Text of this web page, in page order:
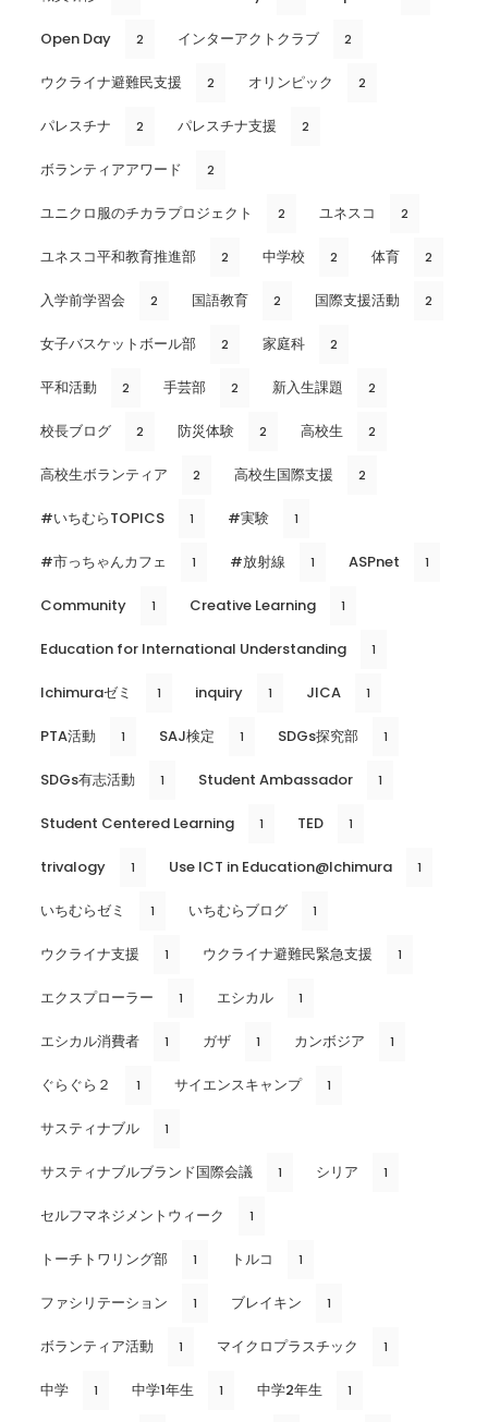
Open Day 2 インターアクトクラブ 2
ウクライナ避難民支援 2 オリンピック 2
パレスチナ 2 パレスチナ支援 2
ボランティアアワード 2
ユニクロ服のチカラプロジェクト 2 ユネスコ 2
ユネスコ平和教育推進部 2 中学校 2 体育 2
入学前学習会 2 国語教育 2 国際支援活動 2
女子バスケットボール部 2 家庭科 2
平和活動 2 手芸部 2 新入生課題 2
校長ブログ 2 防災体験 2 高校生 2
高校生ボランティア 2 高校生国際支援 2
#いちむらTOPICS 1 #実験 1
#市っちゃんカフェ 1 #放射線 1 ASPnet 1
Community 1 Creative Learning 1
Education for International Understanding 1
Ichimuraゼミ 1 inquiry 1 JICA 1
PTA活動 1 SAJ検定 1 SDGs探究部 1
SDGs有志活動 1 Student Ambassador 1
Student Centered Learning 1 TED 1
trivalogy 1 Use ICT in Education@Ichimura 1
いちむらゼミ 1 いちむらブログ 1
ウクライナ支援 1 ウクライナ避難民緊急支援 1
エクスプローラー 1 エシカル 1
エシカル消費者 1 ガザ 1 カンボジア 1
ぐらぐら２ 1 サイエンスキャンプ 1
サスティナブル 1
サスティナブルブランド国際会議 1 シリア 1
セルフマネジメントウィーク 1
トーチトワリング部 1 トルコ 1
ファシリテーション 1 ブレイキン 1
ボランティア活動 1 マイクロプラスチック 1
中学 1 中学1年生 1 中学2年生 1